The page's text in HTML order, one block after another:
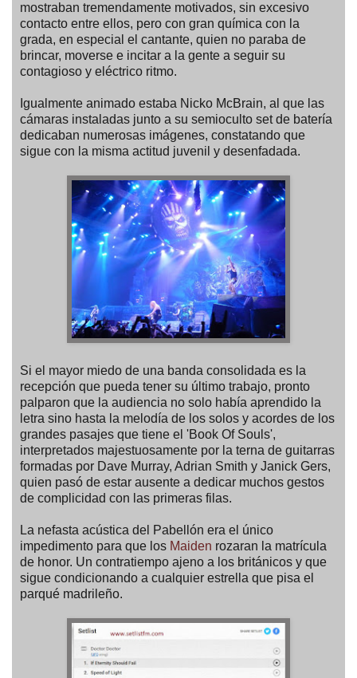
mostraban tremendamente motivados, sin excesivo
contacto entre ellos, pero con gran química con la
grada, en especial el cantante, quien no paraba de
brincar, moverse e incitar a la gente a seguir su
contagioso y eléctrico ritmo.
Igualmente animado estaba Nicko McBrain, al que las
cámaras instaladas junto a su semioculto set de batería
dedicaban numerosas imágenes, constatando que
sigue con la misma actitud juvenil y desenfadada.
Si el mayor miedo de una banda consolidada es la
recepción que pueda tener su último trabajo, pronto
palparon que la audiencia no solo había aprendido la
letra sino hasta la melodía de los solos y acordes de los
grandes pasajes que tiene el 'Book Of Souls',
interpretados majestuosamente por la terna de guitarras
formadas por Dave Murray, Adrian Smith y Janick Gers,
quien pasó de estar ausente a dedicar muchos gestos
de complicidad con las primeras filas.
La nefasta acústica del Pabellón era el único
impedimento para que los Maiden rozaran la matrícula
de honor. Un contratiempo ajeno a los británicos y que
sigue condicionando a cualquier estrella que pisa el
parqué madrileño.